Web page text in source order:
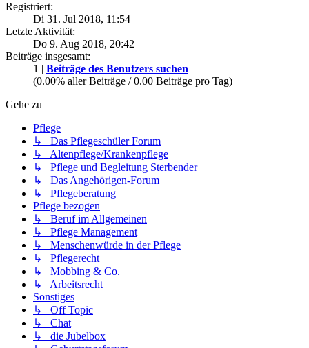
Registriert:
Di 31. Jul 2018, 11:54
Letzte Aktivität:
Do 9. Aug 2018, 20:42
Beiträge insgesamt:
1 | Beiträge des Benutzers suchen
(0.00% aller Beiträge / 0.00 Beiträge pro Tag)
Gehe zu
Pflege
↳ Das Pflegeschüler Forum
↳ Altenpflege/Krankenpflege
↳ Pflege und Begleitung Sterbender
↳ Das Angehörigen-Forum
↳ Pflegeberatung
Pflege bezogen
↳ Beruf im Allgemeinen
↳ Pflege Management
↳ Menschenwürde in der Pflege
↳ Pflegerecht
↳ Mobbing & Co.
↳ Arbeitsrecht
Sonstiges
↳ Off Topic
↳ Chat
↳ die Jubelbox